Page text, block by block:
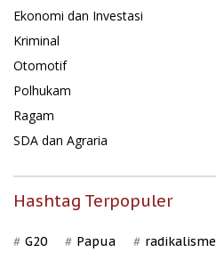
Ekonomi dan Investasi
Kriminal
Otomotif
Polhukam
Ragam
SDA dan Agraria
Hashtag Terpopuler
G20 Papua radikalisme